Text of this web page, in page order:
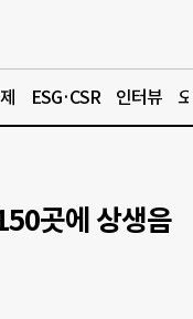
ESG·CSR 인터뷰
곳에 상생음